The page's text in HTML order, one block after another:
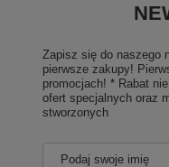
Zapisz się do naszego
pierwsze zakupy!
promocjach! * Rabat
ofert specjalnych oraz
stworzonych
Podaj swoje imię